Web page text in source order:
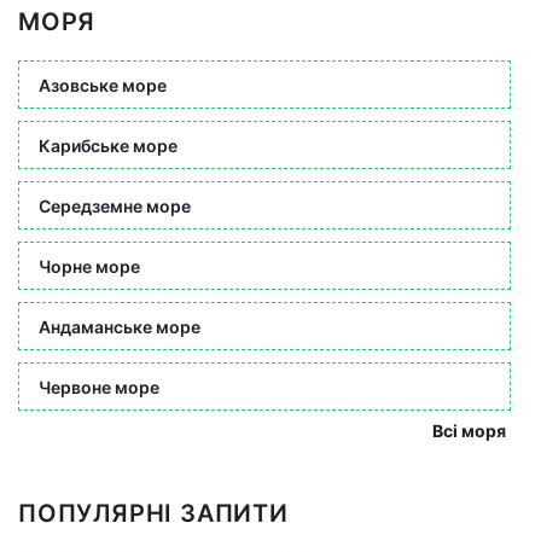
МОРЯ
Азовське море
Карибське море
Середземне море
Чорне море
Андаманське море
Червоне море
Всі моря
ПОПУЛЯРНІ ЗАПИТИ